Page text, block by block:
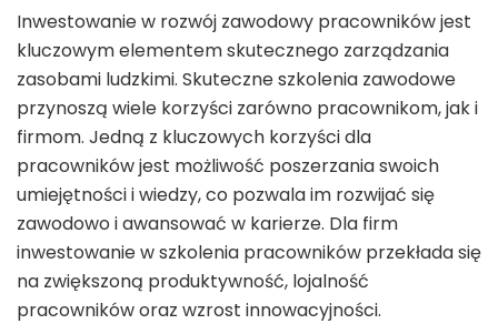
Inwestowanie w rozwój zawodowy pracowników jest
kluczowym elementem skutecznego zarządzania
zasobami ludzkimi. Skuteczne szkolenia zawodowe
przynoszą wiele korzyści zarówno pracownikom, jak i
firmom. Jedną z kluczowych korzyści dla
pracowników jest możliwość poszerzania swoich
umiejętności i wiedzy, co pozwala im rozwijać się
zawodowo i awansować w karierze. Dla firm
inwestowanie w szkolenia pracowników przekłada się
na zwiększoną produktywność, lojalność
pracowników oraz wzrost innowacyjności.